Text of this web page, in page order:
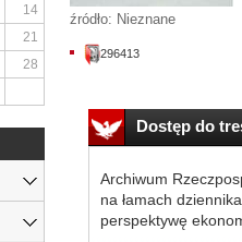
źródło: Nieznane
296413
Dostęp do
Archiwum
na łamach
perspektywę
14
21
28